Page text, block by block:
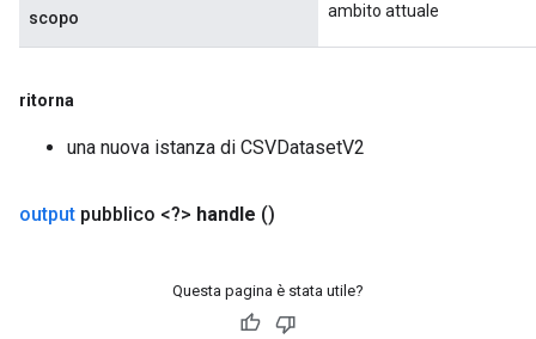
scopo ambito attuale
ritorna
una nuova istanza di CSVDatasetV2
output pubblico <?> handle ()
Questa pagina è stata utile?